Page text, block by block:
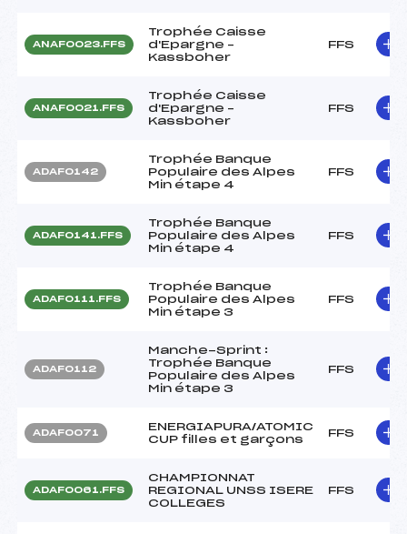
ANAF0023.FFS
Trophée Caisse
d'Epargne –
Kassboher
FFS
ANAF0021.FFS
Trophée Caisse
d'Epargne –
Kassboher
FFS
ADAF0142
Trophée Banque
Populaire des Alpes
Min étape 4
FFS
ADAF0141.FFS
Trophée Banque
Populaire des Alpes
Min étape 4
FFS
ADAF0111.FFS
Trophée Banque
Populaire des Alpes
Min étape 3
FFS
ADAF0112
Manche-Sprint :
Trophée Banque
Populaire des Alpes
Min étape 3
FFS
ADAF0071
ENERGIAPURA/ATOMIC
CUP filles et garçons
FFS
ADAF0061.FFS
CHAMPIONNAT
REGIONAL UNSS ISERE
COLLEGES
FFS